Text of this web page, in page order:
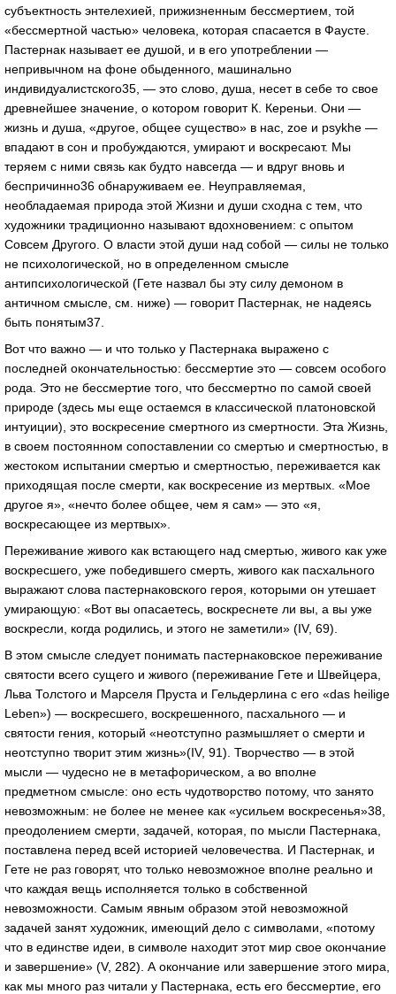
субъектность энтелехией, прижизненным бессмертием, той
«бессмертной частью» человека, которая спасается в Фаусте.
Пастернак называет ее душой, и в его употреблении —
непривычном на фоне обыденного, машинально
индивидуалистского35, — это слово, душа, несет в себе то свое
древнейшее значение, о котором говорит К. Кереньи. Они —
жизнь и душа, «другое, общее существо» в нас, zoe и psykhe —
впадают в сон и пробуждаются, умирают и воскресают. Мы
теряем с ними связь как будто навсегда — и вдруг вновь и
беспричинно36 обнаруживаем ее. Неуправляемая,
необладаемая природа этой Жизни и души сходна с тем, что
художники традиционно называют вдохновением: с опытом
Совсем Другого. О власти этой души над собой — силы не только
не психологической, но в определенном смысле
антипсихологической (Гете назвал бы эту силу демоном в
античном смысле, см. ниже) — говорит Пастернак, не надеясь
быть понятым37.
Вот что важно — и что только у Пастернака выражено с
последней окончательностью: бессмертие это — совсем особого
рода. Это не бессмертие того, что бессмертно по самой своей
природе (здесь мы еще остаемся в классической платоновской
интуиции), это воскресение смертного из смертности. Эта Жизнь,
в своем постоянном сопоставлении со смертью и смертностью, в
жестоком испытании смертью и смертностью, переживается как
приходящая после смерти, как воскресение из мертвых. «Мое
другое я», «нечто более общее, чем я сам» — это «я,
воскресающее из мертвых».
Переживание живого как встающего над смертью, живого как уже
воскресшего, уже победившего смерть, живого как пасхального
выражают слова пастернаковского героя, которыми он утешает
умирающую: «Вот вы опасаетесь, воскреснете ли вы, а вы уже
воскресли, когда родились, и этого не заметили» (IV, 69).
В этом смысле следует понимать пастернаковское переживание
святости всего сущего и живого (переживание Гете и Швейцера,
Льва Толстого и Марселя Пруста и Гельдерлина с его «das heilige
Leben») — воскресшего, воскрешенного, пасхального — и
святости гения, который «неотступно размышляет о смерти и
неотступно творит этим жизнь»(IV, 91). Творчество — в этой
мысли — чудесно не в метафорическом, а во вполне
предметном смысле: оно есть чудотворство потому, что занято
невозможным: не более не менее как «усильем воскресенья»38,
преодолением смерти, задачей, которая, по мысли Пастернака,
поставлена перед всей историей человечества. И Пастернак, и
Гете не раз говорят, что только невозможное вполне реально и
что каждая вещь исполняется только в собственной
невозможности. Самым явным образом этой невозможной
задачей занят художник, имеющий дело с символами, «потому
что в единстве идеи, в символе находит этот мир свое окончание
и завершение» (V, 282). А окончание или завершение этого мира,
как мы много раз читали у Пастернака, есть его бессмертие, его